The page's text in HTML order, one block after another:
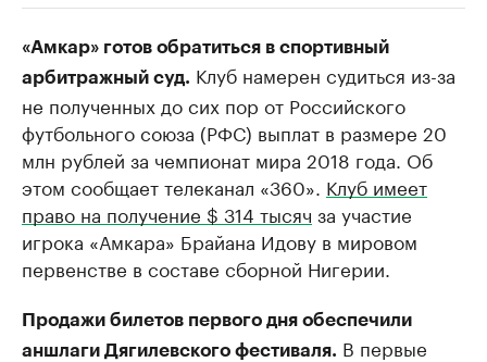
Крупные организации в
Найдите и проверьте данные в каталоге Посмотрите
«Амкар» готов обратиться в спортивный
арбитражный суд. Клуб намерен судиться из-за
не полученных до сих пор от Российского
футбольного союза (РФС) выплат в размере 20
млн рублей за чемпионат мира 2018 года. Об
этом сообщает телеканал «360». Клуб имеет
право на получение $ 314 тысяч за участие
игрока «Амкара»​ Брайана Идову в мировом
первенстве в составе сборной Нигерии.
Продажи билетов первого дня обеспечили
аншлаги Дягилевского фестиваля. В первые